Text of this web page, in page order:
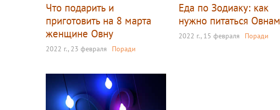
Что подарить и
приготовить на 8 марта
женщине Овну
2022 г., 23 февраля Поради
Еда по Зодиаку: как
нужно питаться Овнам
2022 г., 15 февраля Поради